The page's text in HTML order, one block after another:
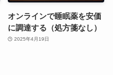
オンラインで睡眠薬を安価
に調達する（処方箋なし）
2025年4月19日